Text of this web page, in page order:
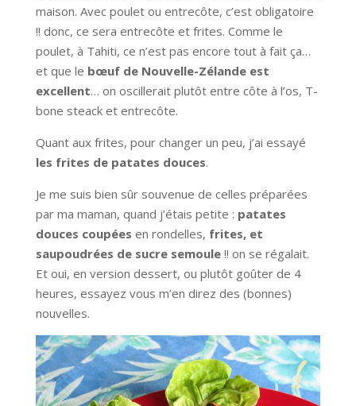
maison. Avec poulet ou entrecôte, c’est obligatoire
!! donc, ce sera entrecôte et frites. Comme le
poulet, à Tahiti, ce n’est pas encore tout à fait ça…
et que le bœuf de Nouvelle-Zélande est
excellent… on oscillerait plutôt entre côte à l’os, T-
bone steack et entrecôte.
Quant aux frites, pour changer un peu, j’ai essayé
les frites de patates douces.
Je me suis bien sûr souvenue de celles préparées
par ma maman, quand j’étais petite : patates
douces coupées en rondelles, frites, et
saupoudrées de sucre semoule!! on se régalait.
Et oui, en version dessert, ou plutôt goûter de 4
heures, essayez vous m’en direz des (bonnes)
nouvelles.